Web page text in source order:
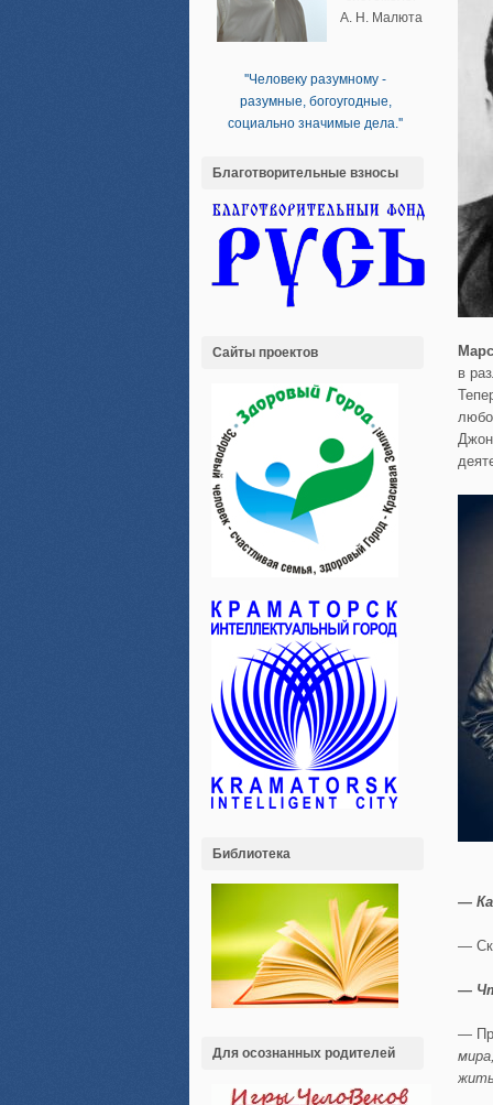
А. Н. Малюта
''Человеку разумному -
разумные, богоугодные,
социально значимые дела.''
Благотворительные взносы
Сайты проектов
Библиотека
Для осознанных родителей
в
—
—
—
—